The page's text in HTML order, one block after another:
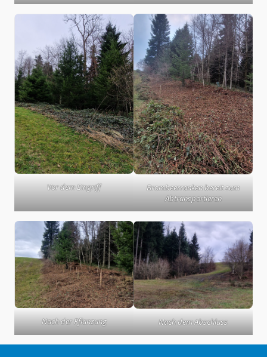
Vor dem Eingriff
Brombeerranken bereit zum
Abtransportieren
Nach der Pflanzung Nach dem Abschluss